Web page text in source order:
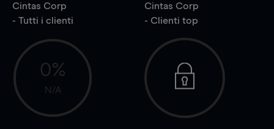
Cintas Corp
- Tutti i clienti
0%
N/A
Cintas Corp
- Clienti top